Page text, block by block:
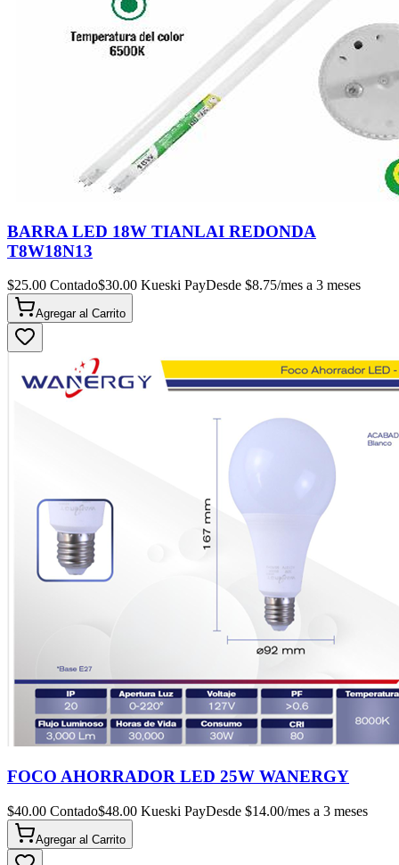
BARRA LED 18W TIANLAI REDONDA
T8W18N13
$25.00 Contado$30.00 Kueski PayDesde $8.75/mes a 3 meses
Agregar al Carrito
FOCO AHORRADOR LED 25W WANERGY
$40.00 Contado$48.00 Kueski PayDesde $14.00/mes a 3 meses
Agregar al Carrito